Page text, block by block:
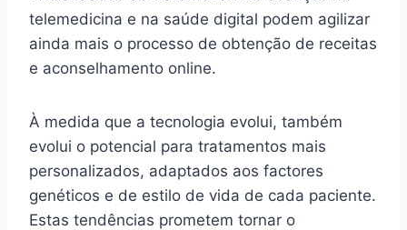
telemedicina e na saúde digital podem agilizar
ainda mais o processo de obtenção de receitas
e aconselhamento online.
À medida que a tecnologia evolui, também
evolui o potencial para tratamentos mais
personalizados, adaptados aos factores
genéticos e de estilo de vida de cada paciente.
Estas tendências prometem tornar o